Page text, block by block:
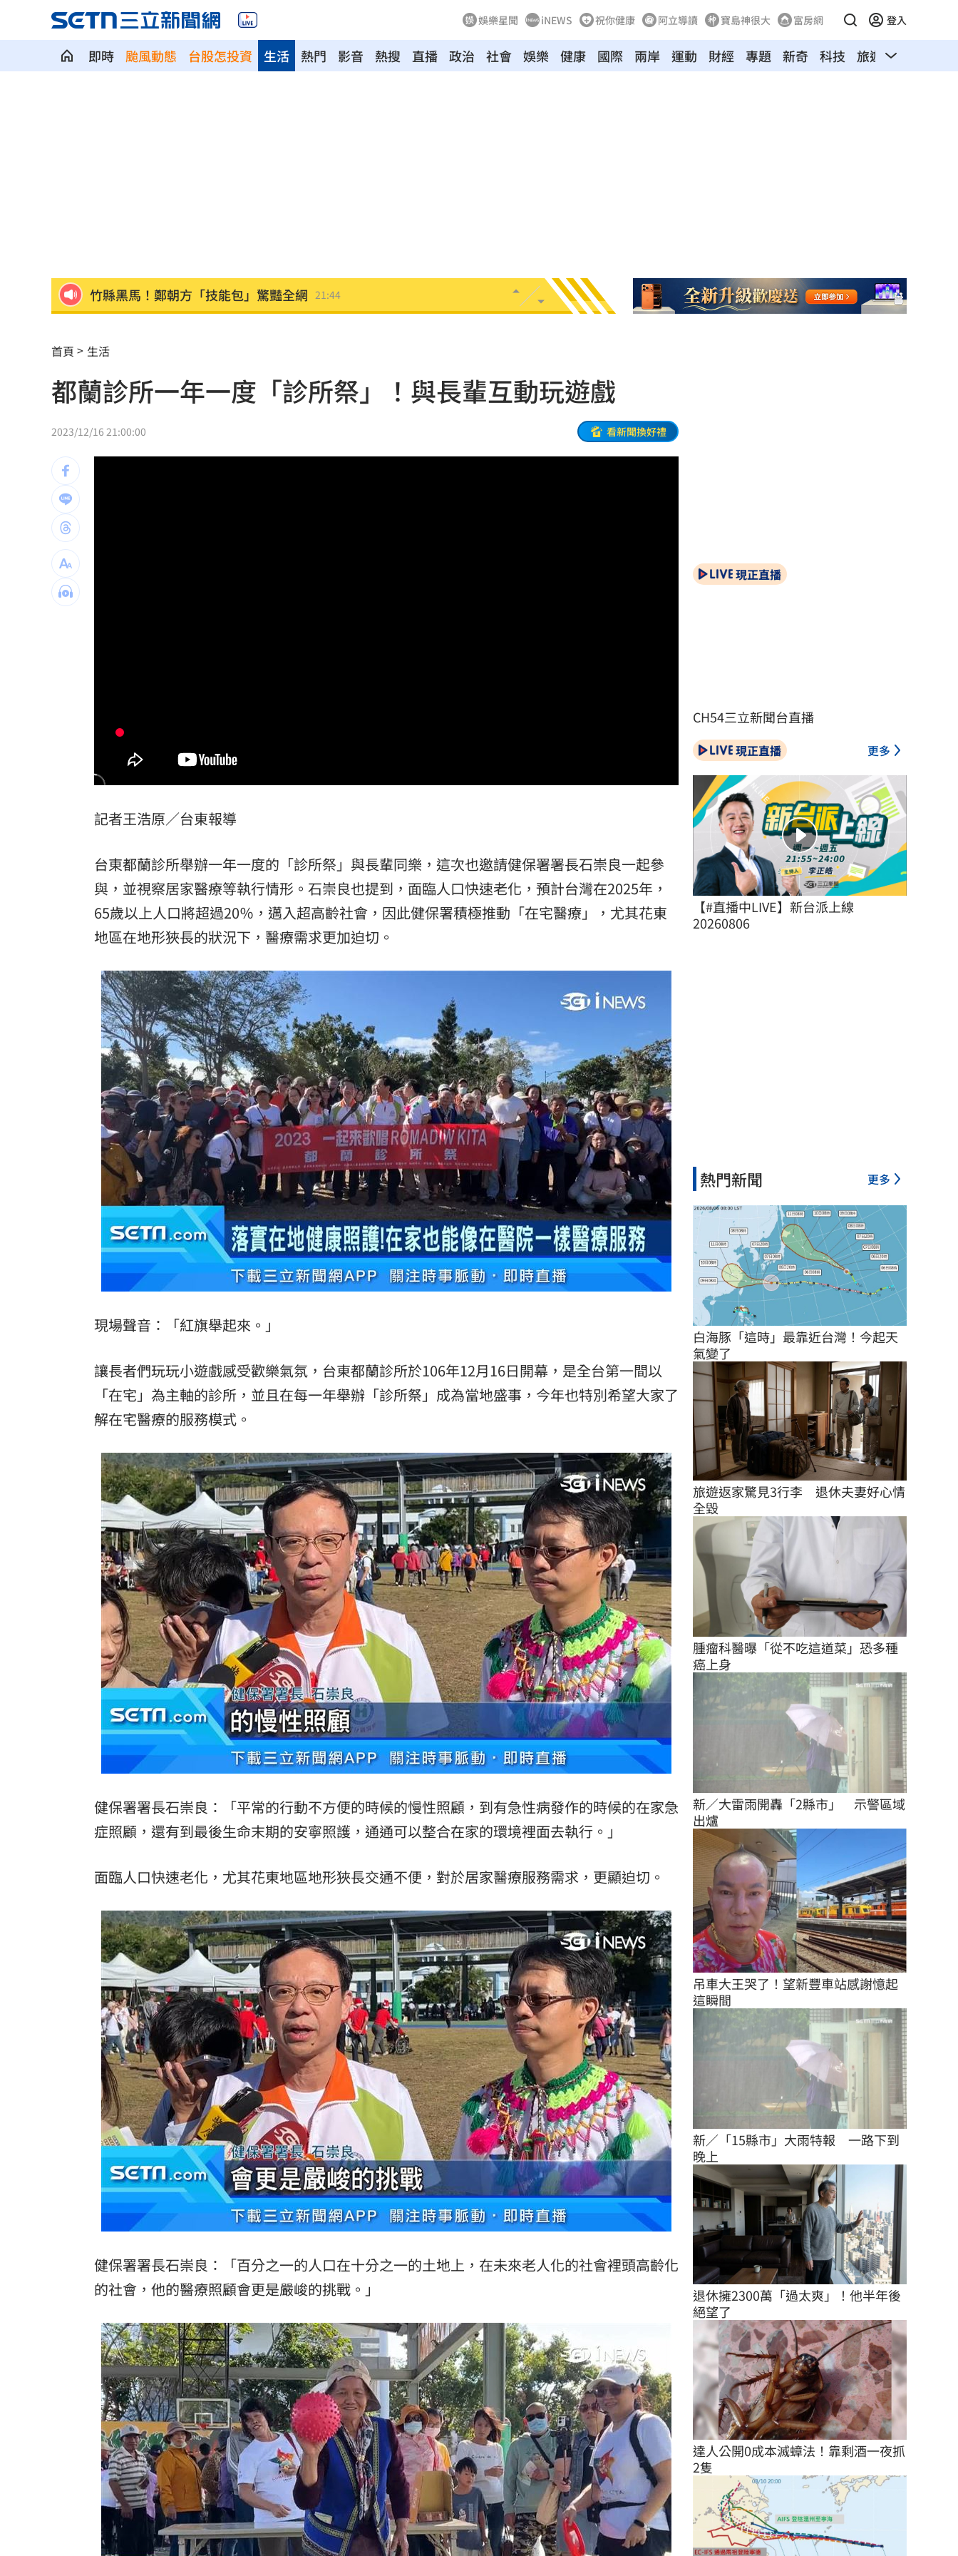
娛樂星聞 iNEWS 祝你健康 阿立導讀 寶島神很大 富房網 登入
即時 颱風動態 台股怎投資 熱門 影音 熱搜 直播 政治 社會 娛樂
生活 健康 國際 兩岸 運動 財經 專題 新奇 科技 旅遊 汽車
竹縣黑馬！鄭朝方「技能包」驚豔全網 21:44
新／美股開盤費半下挫 台指期失守44000點
黃禎憲診所挺蔣舊照遭出征！老病患不忍了 21:41
陳傑憲炸裂2分砲 統一狂掃13安痛宰味全
偷吃人妻挨告 小王反控她是時間管理大師 21:32
650萬冊神話崩!《週刊少年Jump》跌破百萬
台灣彩券開獎直播中 20:31
LIVE三立+24小時直播 15:27
理想混蛋號召粉絲跨海追星吃美食！ 18:15
首頁 生活
都蘭診所一年一度「診所祭」！與長輩互動玩遊戲
2023/12/16 21:00:00 看新聞換好禮
記者王浩原／台東報導
台東都蘭診所舉辦一年一度的「診所祭」與長輩同樂，這次也邀請健保署署長石崇良一起參
與，並視察居家醫療等執行情形。石崇良也提到，面臨人口快速老化，預計台灣在2025年，
65歲以上人口將超過20％，邁入超高齡社會，因此健保署積極推動「在宅醫療」，尤其花東
地區在地形狹長的狀況下，醫療需求更加迫切。
現場聲音：「紅旗舉起來。」
讓長者們玩玩小遊戲感受歡樂氣氛，台東都蘭診所於106年12月16日開幕，是全台第一間以
「在宅」為主軸的診所，並且在每一年舉辦「診所祭」成為當地盛事，今年也特別希望大家了
解在宅醫療的服務模式。
健保署署長石崇良：「平常的行動不方便的時候的慢性照顧，到有急性病發作的時候的在家急
症照顧，還有到最後生命末期的安寧照護，通通可以整合在家的環境裡面去執行。」
面臨人口快速老化，尤其花東地區地形狹長交通不便，對於居家醫療服務需求，更顯迫切。
健保署署長石崇良：「百分之一的人口在十分之一的土地上，在未來老人化的社會裡頭高齡化
的社會，他的醫療照顧會更是嚴峻的挑戰。」
現正直播
CH54三立新聞台直播
現正直播 更多
【#直播中LIVE】新台派上線
20260806
熱門新聞 更多
白海豚「這時」最靠近台灣！今起天
氣變了
旅遊返家驚見3行李　退休夫妻好心情
全毀
腫瘤科醫曝「從不吃這道菜」恐多種
癌上身
新／大雷雨開轟「2縣市」　示警區域
出爐
吊車大王哭了！望新豐車站感謝憶起
這瞬間
新／「15縣市」大雨特報　一路下到
晚上
退休擁2300萬「過太爽」！他半年後
絕望了
達人公開0成本滅蟑法！靠剩酒一夜抓
2隻